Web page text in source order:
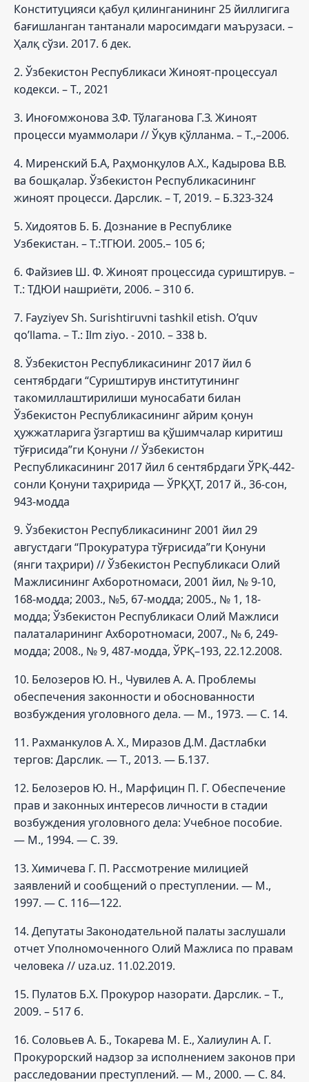
Конституцияси қабул қилинганининг 25 йиллигига
бағишланган тантанали маросимдаги маърузаси. –
Ҳалқ сўзи. 2017. 6 дек.
2. Ўзбекистон Республикаси Жиноят-процессуал
кодекси. – Т., 2021
3. Иноғомжонова З.Ф. Тўлаганова Г.З. Жиноят
процесси муаммолари // Ўқув қўлланма. – Т.,–2006.
4. Миренский Б.А, Раҳмонқулов А.Х., Кадырова В.В.
ва бошқалар. Ўзбекистон Республикасининг
жиноят процесси. Дарслик. – Т, 2019. – Б.323-324
5. Хидоятов Б. Б. Дознание в Республике
Узбекистан. – Т.:ТГЮИ. 2005.– 105 б;
6. Файзиев Ш. Ф. Жиноят процессида суриштирув. –
Т.: ТДЮИ нашриёти, 2006. – 310 б.
7. Fayziyev Sh. Surishtiruvni tashkil etish. O’quv
qo’llama. – Т.: Ilm ziyo. - 2010. – 338 b.
8. Ўзбекистон Республикасининг 2017 йил 6
сентябрдаги “Суриштирув институтининг
такомиллаштирилиши муносабати билан
Ўзбекистон Республикасининг айрим қонун
ҳужжатларига ўзгартиш ва қўшимчалар киритиш
тўғрисида”ги Қонуни // Ўзбекистон
Республикасининг 2017 йил 6 сентябрдаги ЎРҚ-442-
сонли Қонуни таҳририда — ЎРҚҲТ, 2017 й., 36-сон,
943-модда
9. Ўзбекистон Республикасининг 2001 йил 29
августдаги “Прокуратура тўғрисида”ги Қонуни
(янги таҳрири) // Ўзбекистон Республикаси Олий
Мажлисининг Ахборотномаси, 2001 йил, № 9-10,
168-модда; 2003., №5, 67-модда; 2005., № 1, 18-
модда; Ўзбекистон Республикаси Олий Мажлиси
палаталарининг Ахборотномаси, 2007., № 6, 249-
модда; 2008., № 9, 487-модда, ЎРҚ–193, 22.12.2008.
10. Белозеров Ю. Н., Чувилев А. А. Проблемы
обеспечения законности и обоснованности
возбуждения уголовного дела. — М., 1973. — С. 14.
11. Рахманкулов А. Х., Миразов Д.М. Дастлабки
тергов: Дарслик. — Т., 2013. — Б.137.
12. Белозеров Ю. Н., Марфицин П. Г. Обеспечение
прав и законных интересов личности в стадии
возбуждения уголовного дела: Учебное пособие.
— М., 1994. — С. 39.
13. Химичева Г. П. Рассмотрение милицией
заявлений и сообщений о преступлении. — М.,
1997. — С. 116—122.
14. Депутаты Законодательной палаты заслушали
отчет Уполномоченного Олий Мажлиса по правам
человека // uza.uz. 11.02.2019.
15. Пулатов Б.Х. Прокурор назорати. Дарслик. – Т.,
2009. – 517 б.
16. Соловьев А. Б., Токарева М. Е., Халиулин А. Г.
Прокурорский надзор за исполнением законов при
расследовании преступлений. — М., 2000. — С. 84.